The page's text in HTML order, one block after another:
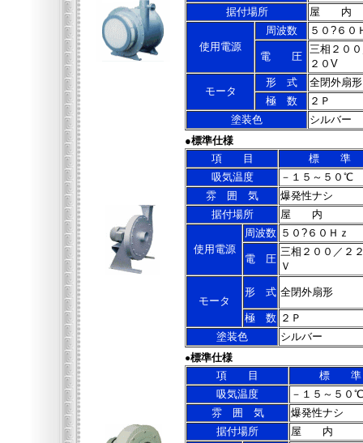
据付場所
屋 内
使用電源
周波数 ５０?６０
電 圧
三相２０
２０V
モータ
形 式
全閉外扇形
極 数
２Ｐ
塗装色
シルバー
●標準仕様
項 目
標 準
吸気温度
－１５～５０℃
雰 囲 気
爆発性ナシ
据付場所
屋 内
使用電源
周波数 ５０?６０Ｈｚ
電 圧
三相２００／２
Ｖ
モータ
形 式 全閉外扇形
極 数 ２Ｐ
塗装色
シルバー
●標準仕様
項 目
標 準
吸気温度
－１５～５０℃
雰 囲 気
爆発性ナシ
据付場所
屋 内